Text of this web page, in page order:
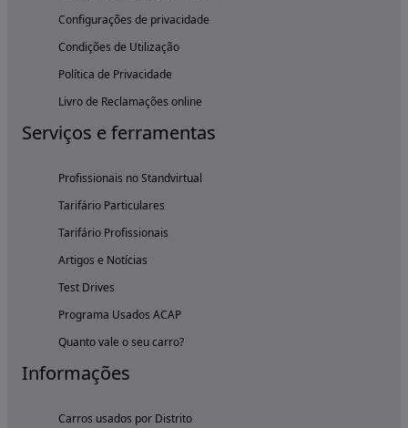
Configurações de privacidade
Condições de Utilização
Política de Privacidade
Livro de Reclamações online
Serviços e ferramentas
Profissionais no Standvirtual
Tarifário Particulares
Tarifário Profissionais
Artigos e Notícias
Test Drives
Programa Usados ACAP
Quanto vale o seu carro?
Informações
Carros usados por Distrito